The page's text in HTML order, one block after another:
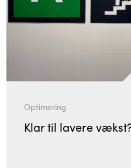
Optimering
Klar til lavere